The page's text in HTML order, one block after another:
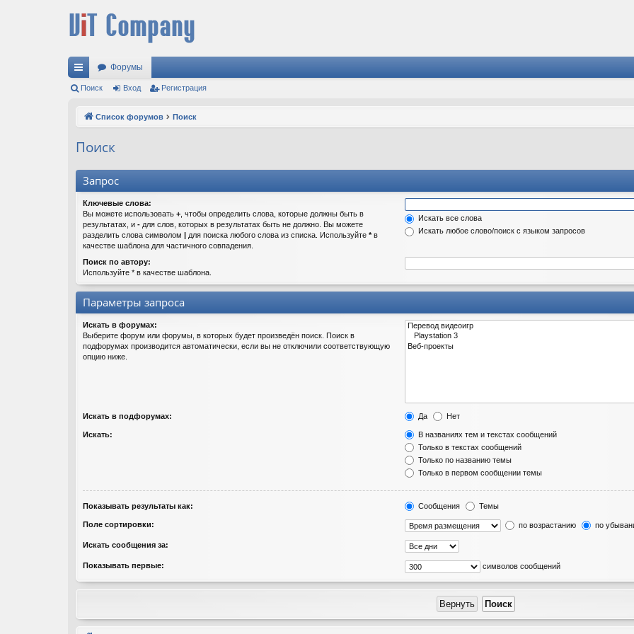
с
и
Форумы
Поиск Вход Регистрация
Список форумов Поиск
Поиск
Запрос
Ключевые слова:
Вы можете использовать + , чтобы определить слова, которые должны быть в
результатах, и - для слов, которых в результатах быть не должно. Вы можете
разделить слова символом | для поиска любого слова из списка. Используйте *в
качестве шаблона для частичного совпадения.
Искать все слова
Искать любое слово/поиск с языком запросов
Поиск по автору:
Используйте * в качестве шаблона.
Параметры запроса
Искать в форумах:
Выберите форум или форумы, в которых будет произведён поиск. Поиск в
подфорумах производится автоматически, если вы не отключили соответствующую
опцию ниже.
Искать в подфорумах: Да Нет
Искать:
В названиях тем и текстах сообщений
Только в текстах сообщений
Только по названию темы
Только в первом сообщении темы
Показывать результаты как: Сообщения Темы
Поле сортировки: по возрастанию по
Искать сообщения за:
Показывать первые: символов сообщений